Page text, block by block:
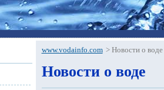
www.vodainfo.com > Новости о воде
Новости о воде